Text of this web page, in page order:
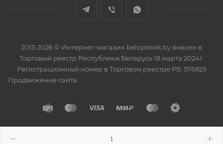
2013-2026 © Интернет-магазин beloptovik.by внесен в
Торговый реестр Республики Беларусь 18 марта 2024г.
Регистрационный номер в Торговом реестре РБ: 576829
Продвижение сайта
Разработано в